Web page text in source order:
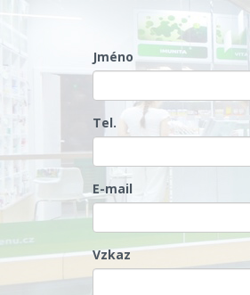
Jméno
Tel.
E-mail
Vzkaz